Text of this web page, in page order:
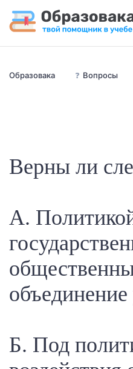
Образовака ❓ Вопросы
Верны ли
А.
объединение
Б. Под